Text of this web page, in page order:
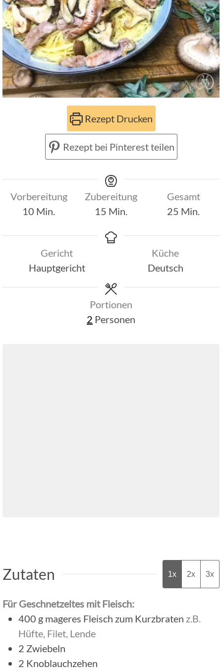
Rezept Drucken
Rezept bei Pinterest teilen
Vorbereitung
10 Minuten
Min.
Zubereitung
15 Minuten
Min.
Gesamt
25 Minuten
Min.
Gericht
Hauptgericht
Küche
Deutsch
Portionen
2 Personen
Zutaten 1x 2x 3x
Für Geschnetzeltes mit Fleisch:
400 g mageres Fleisch zum Kurzbraten z.B.
Hüfte, Filet, Lende
2 Zwiebeln
2 Knoblauchzehen